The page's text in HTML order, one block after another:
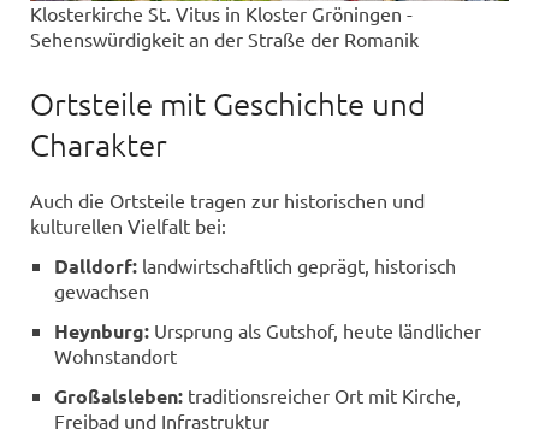
Klosterkirche St. Vitus in Kloster Gröningen -
Sehenswürdigkeit an der Straße der Romanik
Ortsteile mit Geschichte und
Charakter
Auch die Ortsteile tragen zur historischen und
kulturellen Vielfalt bei:
Dalldorf: landwirtschaftlich geprägt, historisch
gewachsen
Heynburg: Ursprung als Gutshof, heute ländlicher
Wohnstandort
Großalsleben: traditionsreicher Ort mit Kirche,
Freibad und Infrastruktur